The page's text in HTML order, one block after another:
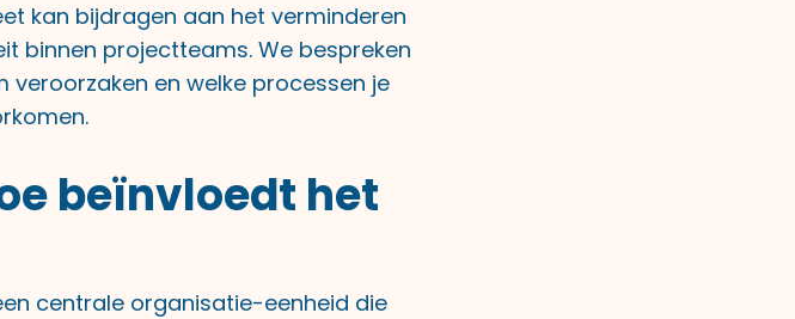
kan bijdragen aan het verminderen
binnen projectteams. We bespreken
en welke processen je
beïnvloedt het
centrale organisatie-eenheid die